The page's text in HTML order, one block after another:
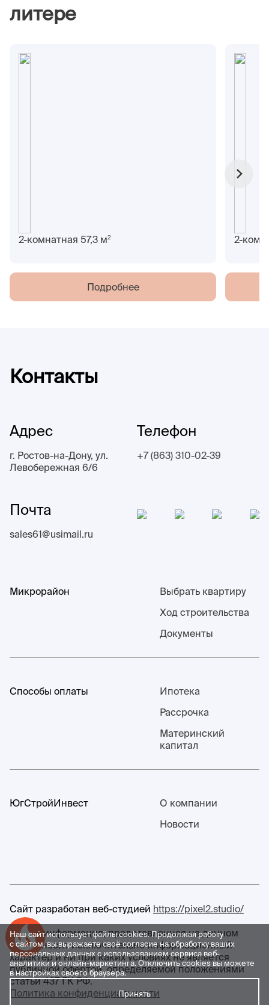
Успейте купить коммерческое помещение
Наш сайт использует файлы cookies. Продолжая работу
с сайтом, вы выражаете своё согласие на обработку ваших
персональных данных с использованием сервиса веб-
аналитики и онлайн-маркетинга. Отключить cookies вы можете
в настройках своего браузера.
Принять
литере
2-комнатная 57,3 м2
Подробнее
2-
Контакты
Адрес
г. Ростов-на-Дону, ул.
Левобережная 6/6
Телефон
+7 (863) 310-02-39
Почта
sales61@usimail.ru
Микрорайон
Выбрать квартиру
Ход строительства
Документы
Способы оплаты
Ипотека
Рассрочка
Материнский
капитал
ЮгСтройИнвест
О компании
Новости
Сайт разработан веб-студией https://pixel2.studio/
Любая информация, представленная на данном
сайте, носит исключительно информационный
характер и ни при каких условиях не является
публичной офертой, определяемой положениями
статьи 437 ГК РФ.
Политика конфиденциальности